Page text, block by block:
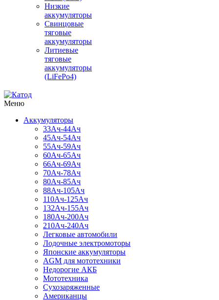
Низкие
аккумуляторы
Свинцовые
тяговые
аккумуляторы
Литиевые
тяговые
аккумуляторы
(LiFePo4)
Меню
Аккумуляторы
33Ач-44Ач
45Ач-54Ач
55Ач-59Ач
60Ач-65Ач
66Ач-69Ач
70Ач-78Ач
80Ач-85Ач
88Ач-105Ач
110Ач-125Ач
132Ач-155Ач
180Ач-200Ач
210Ач-240Ач
Легковые автомобили
Лодочные электромоторы
Японские аккумуляторы
AGM для мототехники
Недорогие АКБ
Мототехника
Сухозаряженные
Американцы